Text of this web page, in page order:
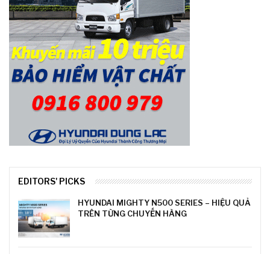
EDITORS' PICKS
HYUNDAI MIGHTY N500 SERIES – HIỆU QUẢ
TRÊN TỪNG CHUYẾN HÀNG